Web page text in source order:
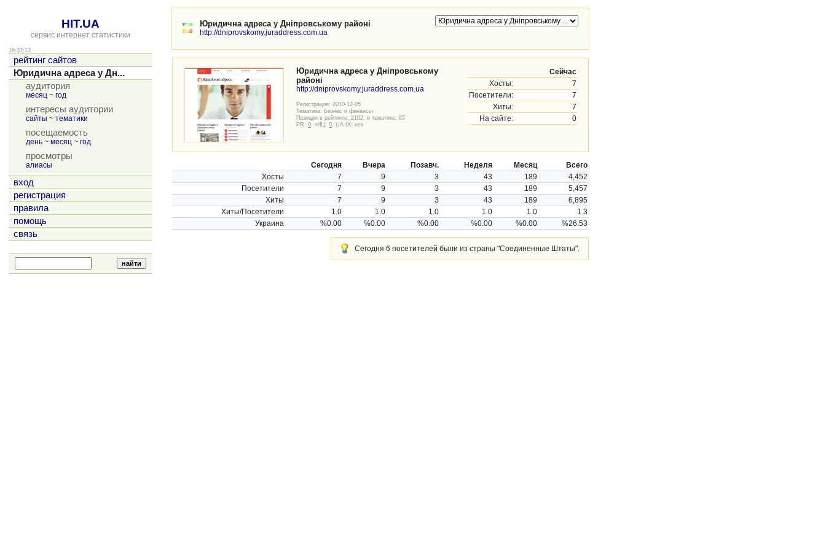
HIT.UA
сервис интернет статистики
16:37:13
рейтинг сайтов
Юридична адреса у Дн...
аудитория
месяц ~ год
интересы аудитории
сайты ~ тематики
посещаемость
день ~ месяц ~ год
просмотры
алиасы
вход
регистрация
правила
помощь
связь
Юридична адреса у Дніпровському районі
http://dniprovskomy.juraddress.com.ua
Юридична адреса у Дніпровському
районі
http://dniprovskomy.juraddress.com.ua
Регистрация: 2010-12-05
Тематика: Бизнес и финансы
Позиция в рейтинге: 2102, в тематике: 85
PR: 0 , тИЦ: 0 , UA-IX: нет
Сейчас
Хосты:
7
Посетители:
7
Хиты:
7
На сайте:
0
Сегодня Вчера Позавч. Неделя Месяц
Всего
Хосты
7 9 3 43 189
4,452
Посетители
7 9 3 43 189
5,457
Хиты
7 9 3 43 189
6,895
Хиты/Посетители
1.0 1.0 1.0 1.0 1.0
1.3
Украина
%0.00 %0.00 %0.00 %0.00 %0.00 %26.53
Сегодня 6 посетителей были из страны "Соединенные Штаты".